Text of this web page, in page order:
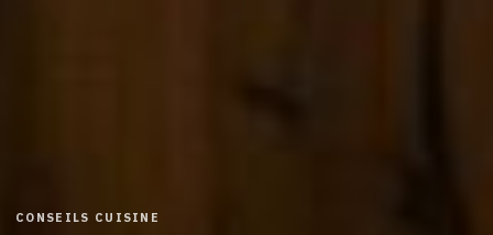
CONSEILS CUISINE